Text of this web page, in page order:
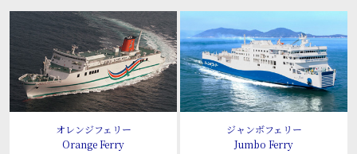
オレンジフェリー
Orange Ferry
ジャンボフェリー
Jumbo Ferry